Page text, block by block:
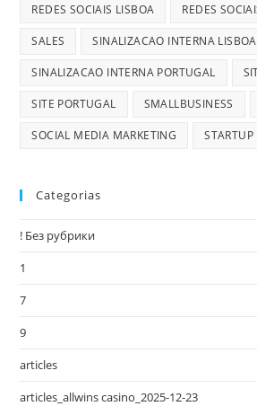
REDES SOCIAIS LISBOA REDES
SALES SINALIZACAO INTERNA LISBOA
SINALIZACAO INTERNA PORTUGAL
SITE PORTUGAL SMALLBUSINESS
SOCIAL MEDIA MARKETING STARTUP
Categorias
! Без рубрики
1
7
9
articles
articles_allwins casino_2025-12-23